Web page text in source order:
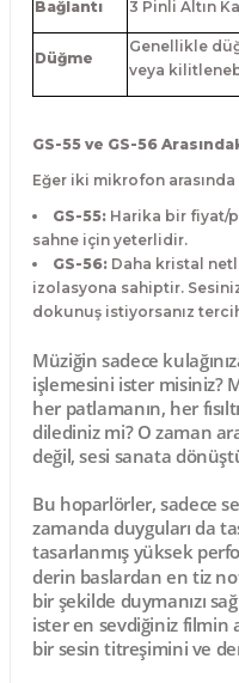
Bağlantı 3 Pinli Altın
Düğme
Genellikle
veya
GS-55 ve GS-56
Eğer iki mikrofon
GS-55: Harika bir fiyat/
sahne için yeterlidir.
GS-56: Daha kristal
izolasyona sahiptir.
dokunuş istiyorsanız
Müziğin sadece
işlemesini ister misiniz?
her patlamanın, her
dilediniz mi? O zaman
değil, sesi sanata
Bu hoparlörler, sadece
zamanda duyguları da
tasarlanmış yüksek
derin baslardan en tiz
bir şekilde duymanızı
ister en sevdiğiniz filmin
bir sesin titreşimini ve